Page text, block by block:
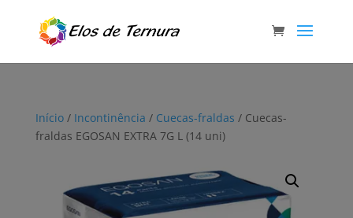
Início/ Incontinência / Cuecas-fraldas / Cuecas-
fraldas EGOSAN EXTRA 7G L (14 uni)